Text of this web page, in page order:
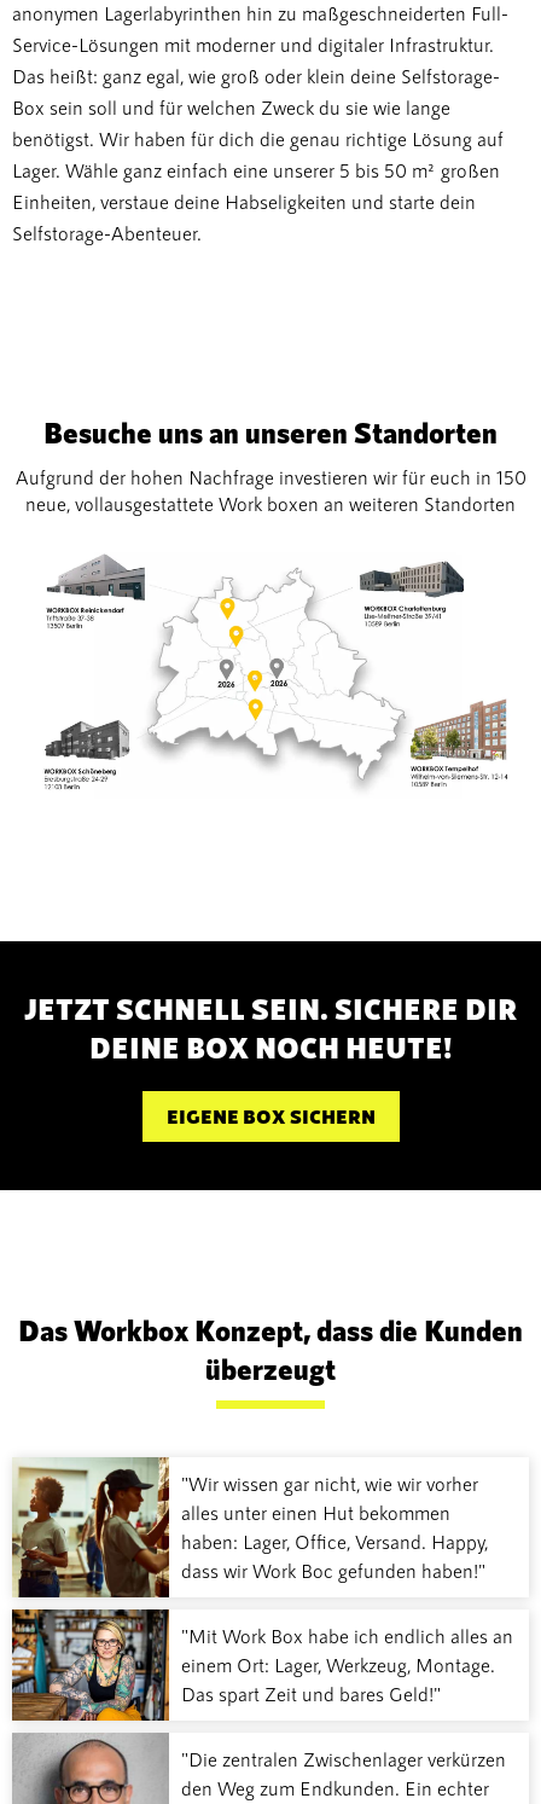
anonymen Lagerlabyrinthen hin zu maßgeschneiderten Full-
Service-Lösungen mit moderner und digitaler Infrastruktur.
Das heißt: ganz egal, wie groß oder klein deine Selfstorage-
Box sein soll und für welchen Zweck du sie wie lange
benötigst. Wir haben für dich die genau richtige Lösung auf
Lager. Wähle ganz einfach eine unserer 5 bis 50 m² großen
Einheiten, verstaue deine Habseligkeiten und starte dein
Selfstorage-Abenteuer.
Besuche uns an unseren Standorten
Aufgrund der hohen Nachfrage investieren wir für euch in 150
neue, vollausgestattete Work boxen an weiteren Standorten
JETZT SCHNELL SEIN. SICHERE DIR
DEINE BOX NOCH HEUTE!
EIGENE BOX SICHERN
Das Workbox Konzept, dass die Kunden
überzeugt
"Wir wissen gar nicht, wie wir vorher
alles unter einen Hut bekommen
haben: Lager, Office, Versand. Happy,
dass wir Work Boc gefunden haben!"
"Mit Work Box habe ich endlich alles an
einem Ort: Lager, Werkzeug, Montage.
Das spart Zeit und bares Geld!"
"Die zentralen Zwischenlager verkürzen
den Weg zum Endkunden. Ein echter